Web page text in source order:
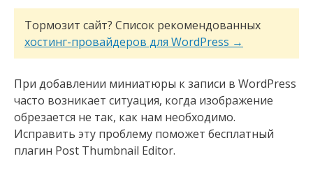
Тормозит сайт? Список рекомендованных
хостинг-провайдеров для WordPress →
При добавлении миниатюры к записи в WordPress
часто возникает ситуация, когда изображение
обрезается не так, как нам необходимо.
Исправить эту проблему поможет бесплатный
плагин Post Thumbnail Editor.